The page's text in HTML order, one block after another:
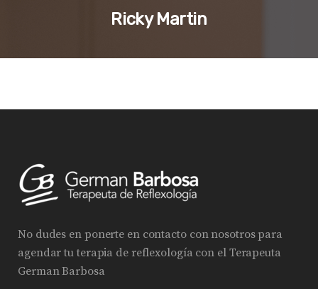
Ricky Martin
No dudes en ponerte en contacto con nosotros para
agendar tu terapia de reflexología con el Terapeuta
German Barbosa